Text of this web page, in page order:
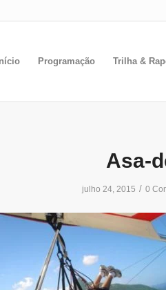
Início Programação Trilha &
Asa-
julho 24, 2015 / 0